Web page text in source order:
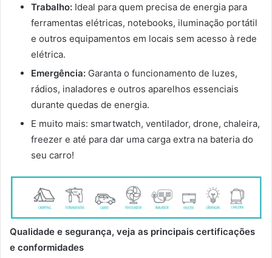
Trabalho: Ideal para quem precisa de energia para
ferramentas elétricas, notebooks, iluminação portátil
e outros equipamentos em locais sem acesso à rede
elétrica.
Emergência: Garanta o funcionamento de luzes,
rádios, inaladores e outros aparelhos essenciais
durante quedas de energia.
E muito mais: smartwatch, ventilador, drone, chaleira,
freezer e até para dar uma carga extra na bateria do
seu carro!
Qualidade e segurança, veja as principais certificações
e conformidades